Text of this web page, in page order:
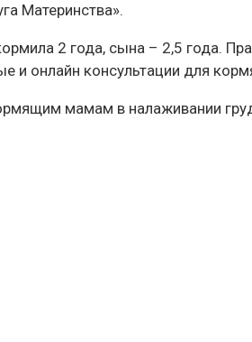
Материнства».
2 года, сына – 2,5 года.
и онлайн консультации для
мамам в налаживании